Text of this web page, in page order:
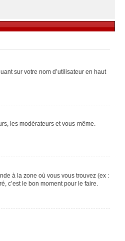
sur votre nom d’utilisateur en haut
les modérateurs et vous-même.
à la zone où vous vous trouvez (ex :
c’est le bon moment pour le faire.